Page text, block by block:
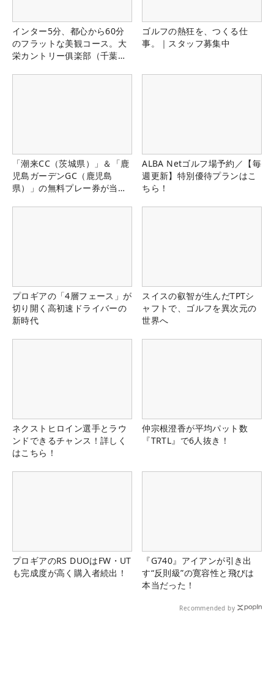
インター5分、都心から60分
のフラットな美観コース。大
栄カントリー俱楽部（千葉
ゴルフの熱狂を、つくる仕
事。｜スタッフ募集中
「潮来CC（茨城県）」＆「鹿
児島ガーデンGC（鹿児島
県）」の無料プレー券が当た
ALBA Netゴルフ場予約／【毎
週更新】特別優待プランはこ
ちら！
プロギアの「4層フェース」が
切り開く高初速ドライバーの
新時代
スイスの叡智が生んだTPTシ
ャフトで、ゴルフを異次元の
世界へ
ネクストヒロイン選手とラウ
ンドできるチャンス！詳しく
はこちら！
仲宗根澄香が平均パット数
『TRTL』で6人抜き！
プロギアのRS DUOはFW・UT
も完成度が高く購入者続出！
『G740』アイアンが引き出
す“反則級”の寛容性と飛びは
本当だった！
Recommended by